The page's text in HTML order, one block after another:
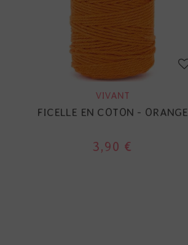
VIVANT
FICELLE EN COTON - ORANGE
3,90 €